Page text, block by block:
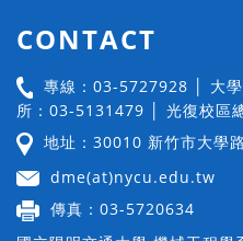
CONTACT
專線：03-5727928 │ 大
所：03-5131479 │ 光復校區
地址：30010 新竹市大學
dme(at)nycu.edu.tw
傳真：03-5720634